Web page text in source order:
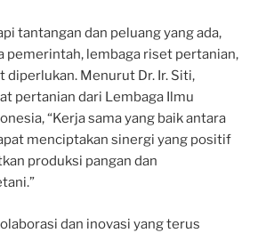
tantangan dan peluang yang ada,
pemerintah, lembaga riset pertanian,
diperlukan. Menurut Dr. Ir. Siti,
pertanian dari Lembaga Ilmu
“Kerja sama yang baik antara
menciptakan sinergi yang positif
produksi pangan dan
dan inovasi yang terus